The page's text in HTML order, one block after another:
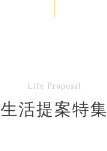
Life Proposal
生活提案特集